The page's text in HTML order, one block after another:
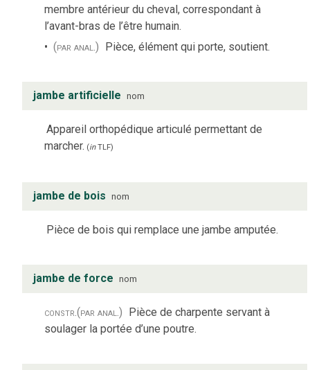
membre antérieur du cheval, correspondant à
l’avant-bras de l’être humain.
(par anal.) Pièce, élément qui porte, soutient.
jambe artificielle nom
Appareil orthopédique articulé permettant de
marcher. (inTLF)
jambe de bois nom
Pièce de bois qui remplace une jambe amputée.
jambe de force nom
constr.(par anal.) Pièce de charpente servant à
soulager la portée d’une poutre.